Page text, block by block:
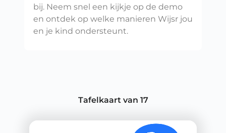
bij. Neem snel een kijkje op de demo
en ontdek op welke manieren Wijsr jou
en je kind ondersteunt.
Tafelkaart van 17